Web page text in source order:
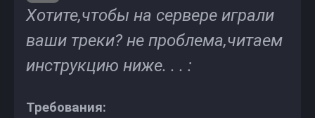
Хотите,чтобы на сервере играли
ваши треки? не проблема,читаем
инструкцию ниже. . . :
Требования: